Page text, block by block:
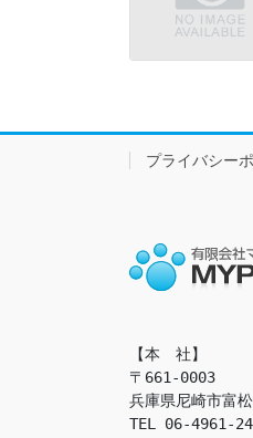
プライバシー
【本　社】
〒661-0003
兵庫県尼崎市富
TEL 06-4961-